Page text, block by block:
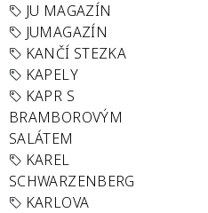
JU MAGAZÍN
JUMAGAZÍN
KANČÍ STEZKA
KAPELY
KAPR S
BRAMBOROVÝM
SALÁTEM
KAREL
SCHWARZENBERG
KARLOVA